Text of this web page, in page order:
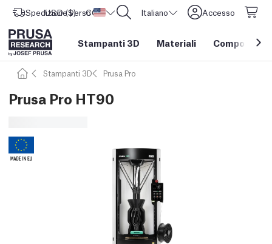
Spedizione verso Stati Uniti d'America
USD ($) CORE One L: Ora disponibile! Italiano Accesso
Stampanti 3D Materiali Componenti
Stampanti 3D Prusa Pro
Prusa Pro HT90